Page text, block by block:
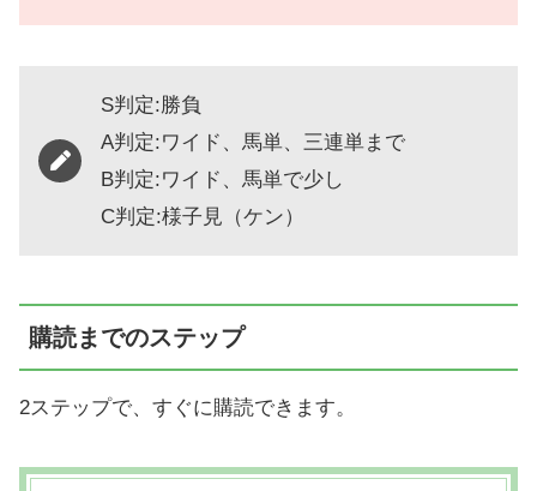
S判定:勝負
A判定:ワイド、馬単、三連単まで
B判定:ワイド、馬単で少し
C判定:様子見（ケン）
購読までのステップ
2ステップで、すぐに購読できます。